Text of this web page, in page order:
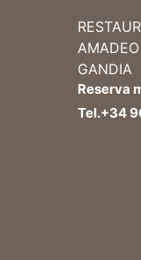
GANDIA
Reserva
Tel.+34